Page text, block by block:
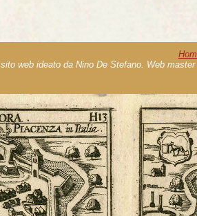
sito web ideato da Nino De Stefano. Web